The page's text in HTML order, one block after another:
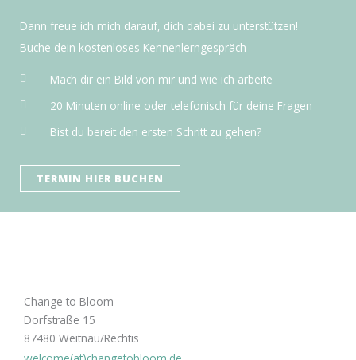
Dann freue ich mich darauf, dich dabei zu unterstützen!
Buche dein kostenloses Kennenlerngespräch
Mach dir ein Bild von mir und wie ich arbeite
20 Minuten online oder telefonisch für deine Fragen
Bist du bereit den ersten Schritt zu gehen?
TERMIN HIER BUCHEN
Change to Bloom
Dorfstraße 15
87480 Weitnau/Rechtis